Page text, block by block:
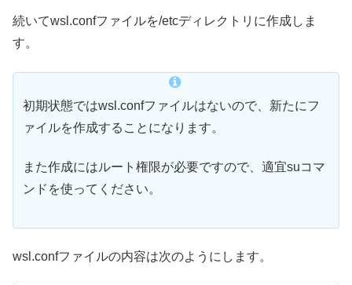
続いてwsl.confファイルを/etcディレクトリに作成しま
す。
初期状態ではwsl.confファイルはないので、新たにフ
ァイルを作成することになります。
また作成にはルート権限が必要ですので、適宜suコマ
ンドを使ってください。
wsl.confファイルの内容は次のようにします。